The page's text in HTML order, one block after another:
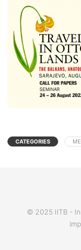
CATEGORIES
© 2025 IITB -